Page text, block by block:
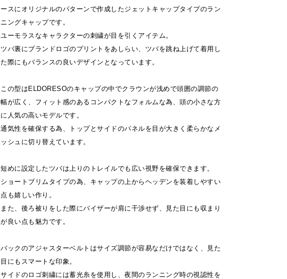
ースにオリジナルのパターンで作成したジェットキャップタイプのラン
ニングキャップです。
ユーモラスなキャラクターの刺繍が目を引くアイテム。
ツバ裏にブランドロゴのプリントをあしらい、ツバを跳ね上げて着用し
た際にもバランスの良いデザインとなっています。
この型はELDORESOのキャップの中でクラウンが浅めで頭囲の調節の
幅が広く、フィット感のあるコンパクトなフォルムな為、頭の小さな方
に人気の高いモデルです。
通気性を確保する為、トップとサイドのパネルを目が大きく柔らかなメ
ッシュに切り替えています。
短めに設定したツバは上りのトレイルでも広い視野を確保できます。
ショートブリムタイプの為、キャップの上からヘッデンを装着しやすい
点も嬉しい作り。
また、後ろ被りをした際にバイザーが肩に干渉せず、見た目にも収まり
が良い点も魅力です。
バックのアジャスターベルトはサイズ調節が容易なだけではなく、見た
目にもスマートな印象。
サイドのロゴ刺繍には蓄光糸を使用し、夜間のランニング時の視認性を